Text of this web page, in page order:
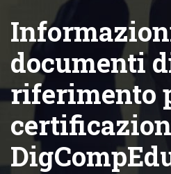
documenti
riferimento